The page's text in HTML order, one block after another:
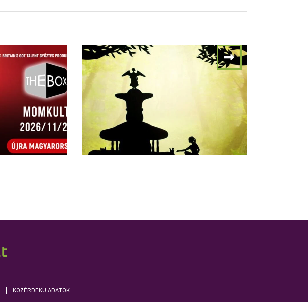
KÖZÉRDEKŰ ADATOK